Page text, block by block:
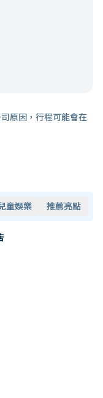
原因，行程可能會在
童娛樂 推薦亮點